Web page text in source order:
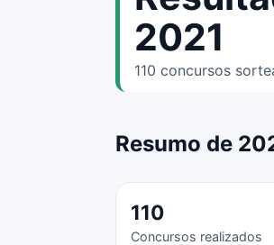
2021
110 concursos
Resumo de
110
Concursos realizados